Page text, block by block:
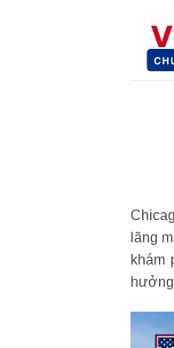
lãng
khám